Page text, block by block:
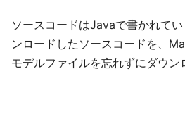
ソースコードはJavaで書かれて
ンロードしたソースコードを、
モデルファイルを忘れずにダウン